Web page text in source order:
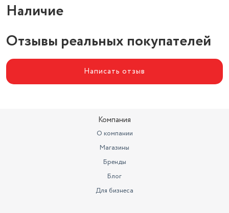
Наличие
Отзывы реальных покупателей
Написать отзыв
Компания
О компании
Магазины
Бренды
Блог
Для бизнеса